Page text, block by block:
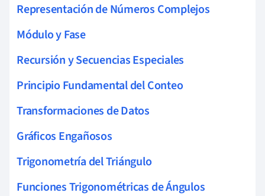
Representación de Números Complejos
Módulo y Fase
Recursión y Secuencias Especiales
Principio Fundamental del Conteo
Transformaciones de Datos
Gráficos Engañosos
Trigonometría del Triángulo
Funciones Trigonométricas de Ángulos